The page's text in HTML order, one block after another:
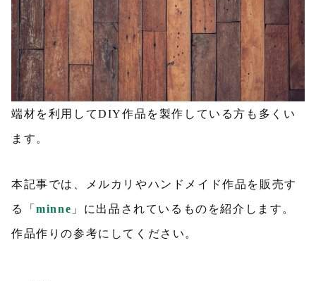
端材を利用してDIY作品を製作している方も多くい
ます。
本記事では、メルカリやハンドメイド作品を販売す
る「minne 」に出品されているものを紹介します。
作品作りの参考にしてください。